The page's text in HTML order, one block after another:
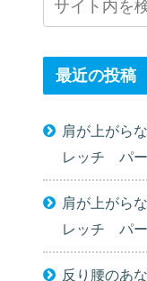
最近の投稿
肩が上がら
レッチ パ
肩が上がら
レッチ パ
反り腰のあ